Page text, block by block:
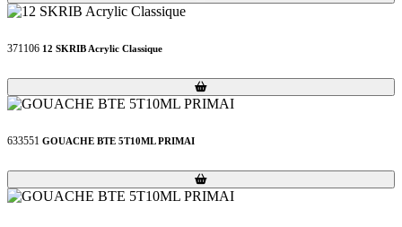
371106 12 SKRIB Acrylic Classique
Loading...
Loading...
633551 GOUACHE BTE 5T10ML PRIMAI
Loading...
Loading...